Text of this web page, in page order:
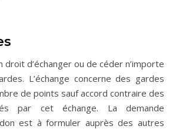
d’échanger ou de céder n’importe
L’échange concerne des gardes
de points sauf accord contraire des
par cet échange. La demande
est à formuler auprès des autres